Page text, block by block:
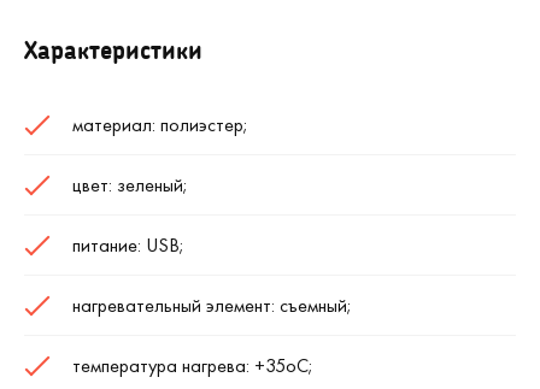
Характеристики
материал: полиэстер;
цвет: зеленый;
питание: USB;
нагревательный элемент: съемный;
температура нагрева: +35oС;